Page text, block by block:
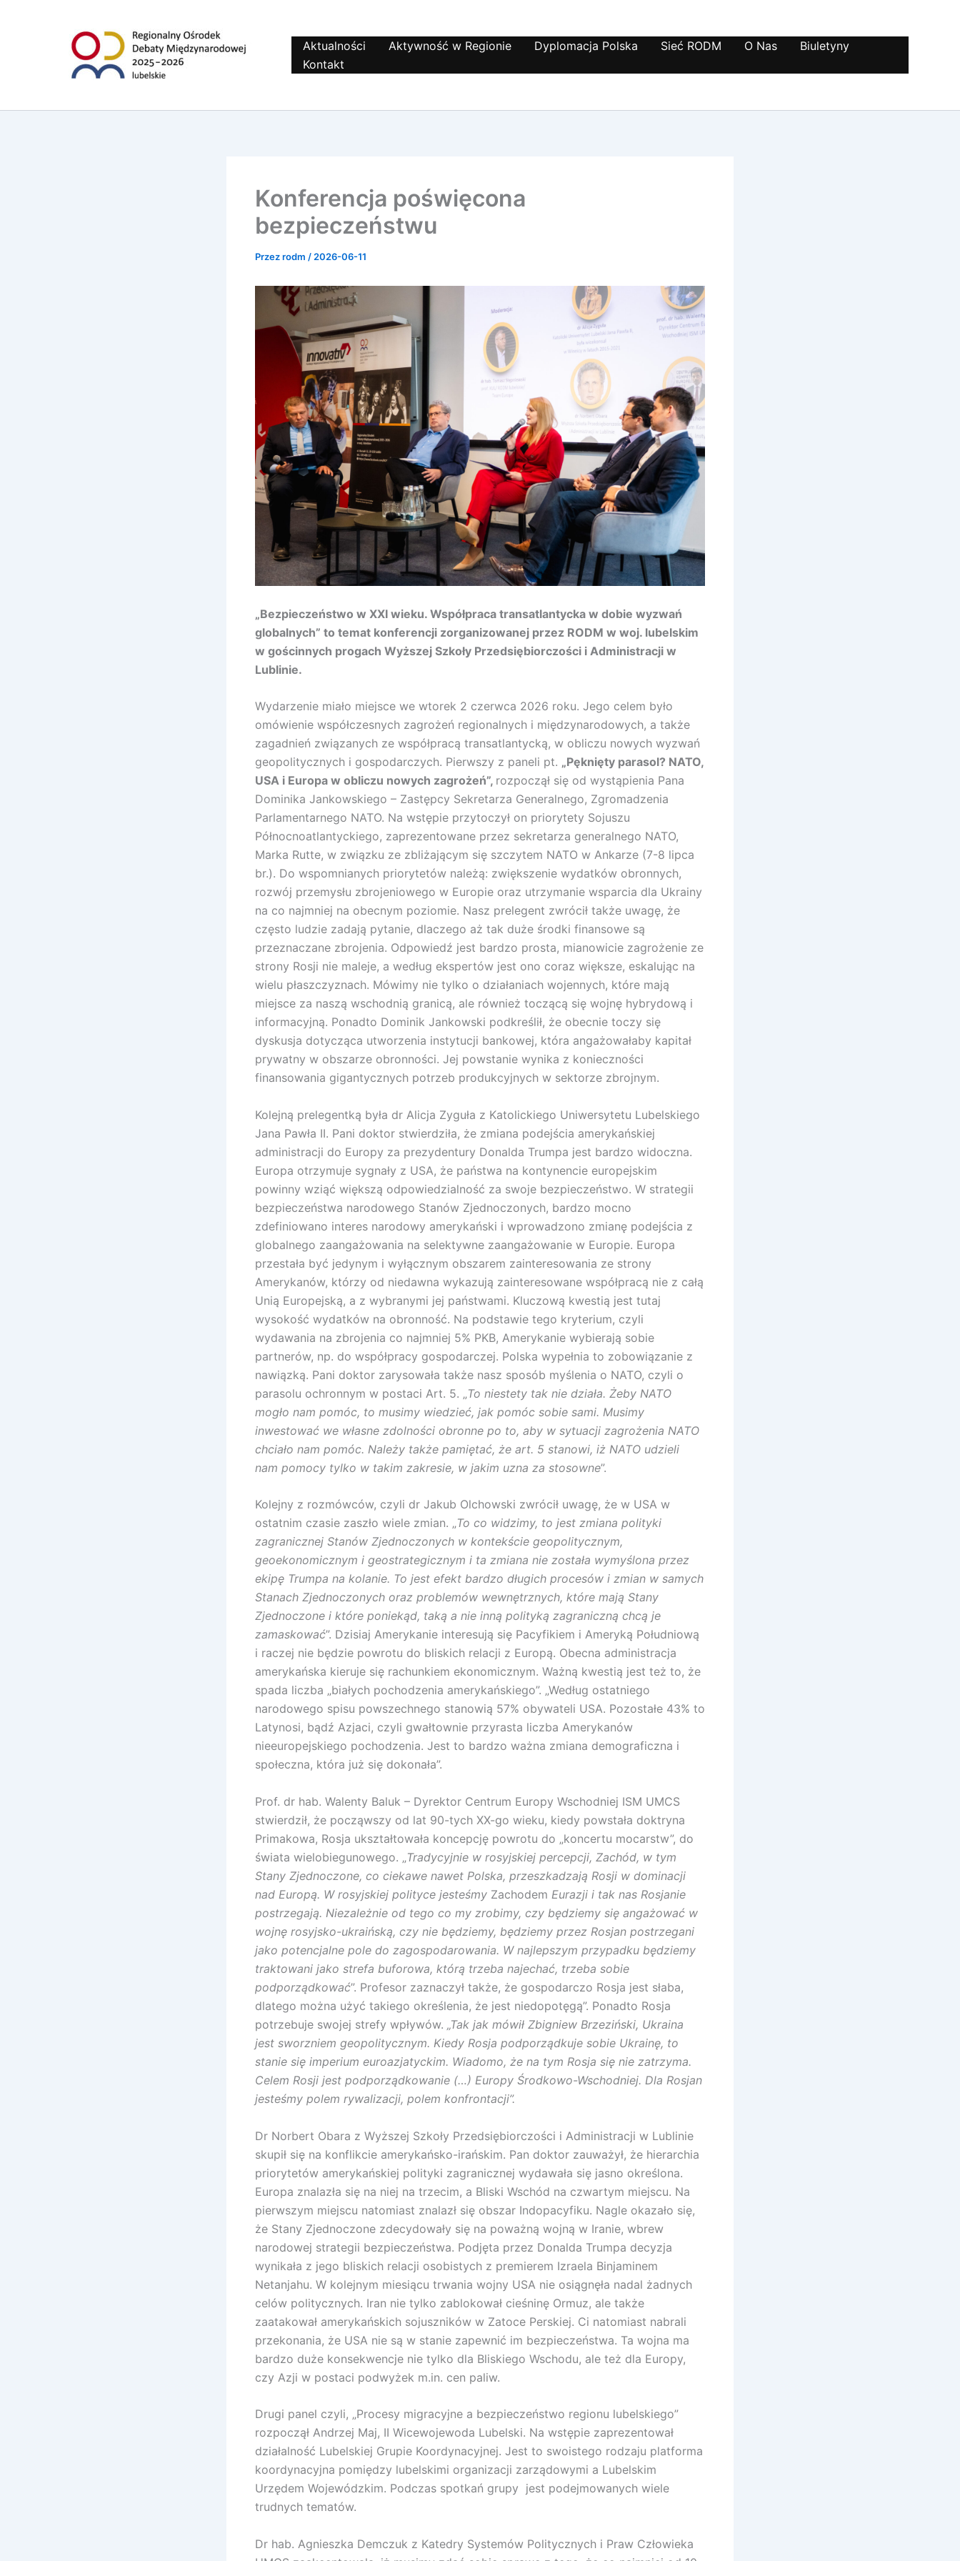
Aktualności Aktywność w Regionie Dyplomacja Polska Sieć RODM O Nas
Biuletyny
Kontakt
Konferencja poświęcona
bezpieczeństwu
Przezrodm / 2026-06-11
„Bezpieczeństwo w XXI wieku. Współpraca transatlantycka w dobie wyzwań
globalnych” to temat konferencji zorganizowanej przez RODM w woj. lubelskim
w gościnnych progach Wyższej Szkoły Przedsiębiorczości i Administracji w
Lublinie.
Wydarzenie miało miejsce we wtorek 2 czerwca 2026 roku. Jego celem było
omówienie współczesnych zagrożeń regionalnych i międzynarodowych, a także
zagadnień związanych ze współpracą transatlantycką, w obliczu nowych wyzwań
geopolitycznych i gospodarczych. Pierwszy z paneli pt. „Pęknięty parasol? NATO,
USA i Europa w obliczu nowych zagrożeń”, rozpoczął się od wystąpienia Pana
Dominika Jankowskiego – Zastępcy Sekretarza Generalnego, Zgromadzenia
Parlamentarnego NATO. Na wstępie przytoczył on priorytety Sojuszu
Północnoatlantyckiego, zaprezentowane przez sekretarza generalnego NATO,
Marka Rutte, w związku ze zbliżającym się szczytem NATO w Ankarze (7-8 lipca
br.). Do wspomnianych priorytetów należą: zwiększenie wydatków obronnych,
rozwój przemysłu zbrojeniowego w Europie oraz utrzymanie wsparcia dla Ukrainy
na co najmniej na obecnym poziomie. Nasz prelegent zwrócił także uwagę, że
często ludzie zadają pytanie, dlaczego aż tak duże środki finansowe są
przeznaczane zbrojenia. Odpowiedź jest bardzo prosta, mianowicie zagrożenie ze
strony Rosji nie maleje, a według ekspertów jest ono coraz większe, eskalując na
wielu płaszczyznach. Mówimy nie tylko o działaniach wojennych, które mają
miejsce za naszą wschodnią granicą, ale również toczącą się wojnę hybrydową i
informacyjną. Ponadto Dominik Jankowski podkreślił, że obecnie toczy się
dyskusja dotycząca utworzenia instytucji bankowej, która angażowałaby kapitał
prywatny w obszarze obronności. Jej powstanie wynika z konieczności
finansowania gigantycznych potrzeb produkcyjnych w sektorze zbrojnym.
Kolejną prelegentką była dr Alicja Zyguła z Katolickiego Uniwersytetu Lubelskiego
Jana Pawła II. Pani doktor stwierdziła, że zmiana podejścia amerykańskiej
administracji do Europy za prezydentury Donalda Trumpa jest bardzo widoczna.
Europa otrzymuje sygnały z USA, że państwa na kontynencie europejskim
powinny wziąć większą odpowiedzialność za swoje bezpieczeństwo. W strategii
bezpieczeństwa narodowego Stanów Zjednoczonych, bardzo mocno
zdefiniowano interes narodowy amerykański i wprowadzono zmianę podejścia z
globalnego zaangażowania na selektywne zaangażowanie w Europie. Europa
przestała być jedynym i wyłącznym obszarem zainteresowania ze strony
Amerykanów, którzy od niedawna wykazują zainteresowane współpracą nie z całą
Unią Europejską, a z wybranymi jej państwami. Kluczową kwestią jest tutaj
wysokość wydatków na obronność. Na podstawie tego kryterium, czyli
wydawania na zbrojenia co najmniej 5% PKB, Amerykanie wybierają sobie
partnerów, np. do współpracy gospodarczej. Polska wypełnia to zobowiązanie z
nawiązką. Pani doktor zarysowała także nasz sposób myślenia o NATO, czyli o
parasolu ochronnym w postaci Art. 5. „To niestety tak nie działa. Żeby NATO
mogło nam pomóc, to musimy wiedzieć, jak pomóc sobie sami. Musimy
inwestować we własne zdolności obronne po to, aby w sytuacji zagrożenia NATO
chciało nam pomóc. Należy także pamiętać, że art. 5 stanowi, iż NATO udzieli
nam pomocy tylko w takim zakresie, w jakim uzna za stosowne”.
Kolejny z rozmówców, czyli dr Jakub Olchowski zwrócił uwagę, że w USA w
ostatnim czasie zaszło wiele zmian. „To co widzimy, to jest zmiana polityki
zagranicznej Stanów Zjednoczonych w kontekście geopolitycznym,
geoekonomicznym i geostrategicznym i ta zmiana nie została wymyślona przez
ekipę Trumpa na kolanie. To jest efekt bardzo długich procesów i zmian w samych
Stanach Zjednoczonych oraz problemów wewnętrznych, które mają Stany
Zjednoczone i które poniekąd, taką a nie inną polityką zagraniczną chcą je
zamaskować”. Dzisiaj Amerykanie interesują się Pacyfikiem i Ameryką Południową
i raczej nie będzie powrotu do bliskich relacji z Europą. Obecna administracja
amerykańska kieruje się rachunkiem ekonomicznym. Ważną kwestią jest też to, że
spada liczba „białych pochodzenia amerykańskiego”. „Według ostatniego
narodowego spisu powszechnego stanowią 57% obywateli USA. Pozostałe 43% to
Latynosi, bądź Azjaci, czyli gwałtownie przyrasta liczba Amerykanów
nieeuropejskiego pochodzenia. Jest to bardzo ważna zmiana demograficzna i
społeczna, która już się dokonała”.
Prof. dr hab. Walenty Baluk – Dyrektor Centrum Europy Wschodniej ISM UMCS
stwierdził, że począwszy od lat 90-tych XX-go wieku, kiedy powstała doktryna
Primakowa, Rosja ukształtowała koncepcję powrotu do „koncertu mocarstw”, do
świata wielobiegunowego. „Tradycyjnie w rosyjskiej percepcji, Zachód, w tym
Stany Zjednoczone, co ciekawe nawet Polska, przeszkadzają Rosji w dominacji
nad Europą. W rosyjskiej polityce jesteśmy Zachodem Eurazji i tak nas Rosjanie
postrzegają. Niezależnie od tego co my zrobimy, czy będziemy się angażować w
wojnę rosyjsko-ukraińską, czy nie będziemy, będziemy przez Rosjan postrzegani
jako potencjalne pole do zagospodarowania. W najlepszym przypadku będziemy
traktowani jako strefa buforowa, którą trzeba najechać, trzeba sobie
podporządkować”. Profesor zaznaczył także, że gospodarczo Rosja jest słaba,
dlatego można użyć takiego określenia, że jest niedopotęgą”. Ponadto Rosja
potrzebuje swojej strefy wpływów. „Tak jak mówił Zbigniew Brzeziński, Ukraina
jest sworzniem geopolitycznym. Kiedy Rosja podporządkuje sobie Ukrainę, to
stanie się imperium euroazjatyckim. Wiadomo, że na tym Rosja się nie zatrzyma.
Celem Rosji jest podporządkowanie (…) Europy Środkowo-Wschodniej. Dla Rosjan
jesteśmy polem rywalizacji, polem konfrontacji”.
Dr Norbert Obara z Wyższej Szkoły Przedsiębiorczości i Administracji w Lublinie
skupił się na konflikcie amerykańsko-irańskim. Pan doktor zauważył, że hierarchia
priorytetów amerykańskiej polityki zagranicznej wydawała się jasno określona.
Europa znalazła się na niej na trzecim, a Bliski Wschód na czwartym miejscu. Na
pierwszym miejscu natomiast znalazł się obszar Indopacyfiku. Nagle okazało się,
że Stany Zjednoczone zdecydowały się na poważną wojną w Iranie, wbrew
narodowej strategii bezpieczeństwa. Podjęta przez Donalda Trumpa decyzja
wynikała z jego bliskich relacji osobistych z premierem Izraela Binjaminem
Netanjahu. W kolejnym miesiącu trwania wojny USA nie osiągnęła nadal żadnych
celów politycznych. Iran nie tylko zablokował cieśninę Ormuz, ale także
zaatakował amerykańskich sojuszników w Zatoce Perskiej. Ci natomiast nabrali
przekonania, że USA nie są w stanie zapewnić im bezpieczeństwa. Ta wojna ma
bardzo duże konsekwencje nie tylko dla Bliskiego Wschodu, ale też dla Europy,
czy Azji w postaci podwyżek m.in. cen paliw.
Drugi panel czyli, „Procesy migracyjne a bezpieczeństwo regionu lubelskiego”
rozpoczął Andrzej Maj, II Wicewojewoda Lubelski. Na wstępie zaprezentował
działalność Lubelskiej Grupie Koordynacyjnej. Jest to swoistego rodzaju platforma
koordynacyjna pomiędzy lubelskimi organizacji zarządowymi a Lubelskim
Urzędem Wojewódzkim. Podczas spotkań grupy jest podejmowanych wiele
trudnych tematów.
Dr hab. Agnieszka Demczuk z Katedry Systemów Politycznych i Praw Człowieka